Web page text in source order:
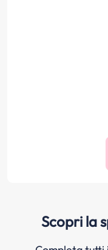
Scopri la